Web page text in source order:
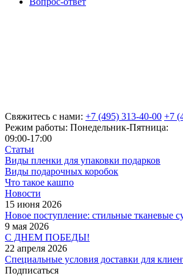
Свяжитесь с нами: +7 (495) 313-40-00 +7
Режим работы: Понедельник-Пятница:
09:00-17:00
Статьи
Виды пленки для упаковки подарков
Виды подарочных коробок
Что такое кашпо
Новости
15 июня 2026
Новое поступление: стильные тканевые
9 мая 2026
С ДНЕМ ПОБЕДЫ!
22 апреля 2026
Специальные условия доставки для
Подписаться